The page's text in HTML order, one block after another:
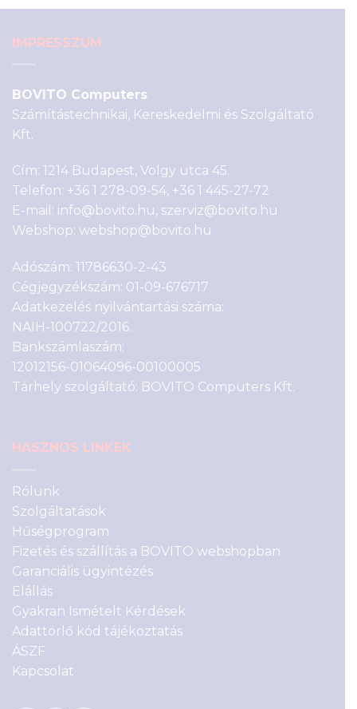
IMPRESSZUM
BOVITO Computers
Számítástechnikai, Kereskedelmi és Szolgáltató
Kft.
Cím: 1214 Budapest, Völgy utca 45.
Telefon: +36 1 278-09-54, +36 1 445-27-72
E-mail: info@bovito.hu, szerviz@bovito.hu
Webshop: webshop@bovito.hu
Adószám: 11786630-2-43
Cégjegyzékszám: 01-09-676717
Adatkezelés nyilvántartási száma:
NAIH-100722/2016.
Bankszámlaszám:
12012156-01064096-00100005
Tárhely szolgáltató: BOVITO Computers Kft.
HASZNOS LINKEK
Rólunk
Szolgáltatások
Hűségprogram
Fizetés és szállítás a BOVITO webshopban
Garanciális ügyintézés
Elállás
Gyakran Ismételt Kérdések
Adattörlő kód tájékoztatás
ÁSZF
Kapcsolat